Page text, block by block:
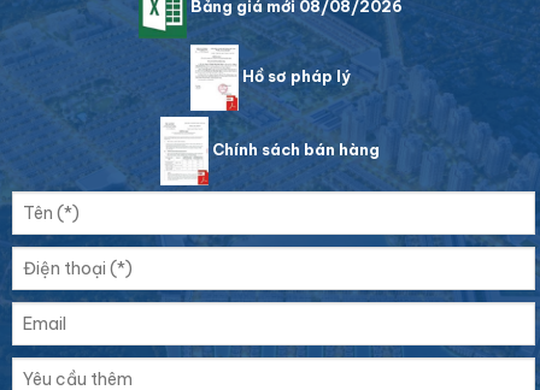
Bảng giá mới 08/08/2026
Hồ sơ pháp lý
Chính sách bán hàng